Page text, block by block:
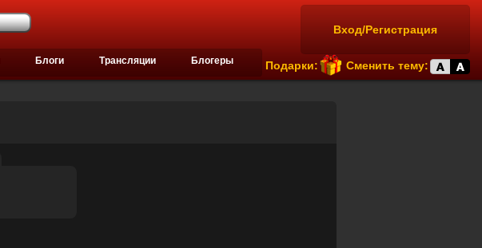
Вход/Регистрация
Подарки: Сменить тему:
Блоги Трансляции Блогеры